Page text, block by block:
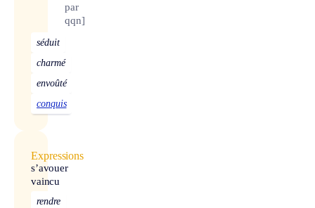
par
qqn]
séduit
charmé
envoûté
conquis
Expressions
s’avouer
vaincu
rendre